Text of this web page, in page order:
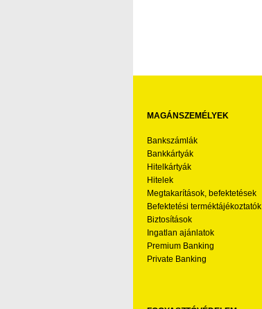
MAGÁNSZEMÉLYEK
Bankszámlák
Bankkártyák
Hitelkártyák
Hitelek
Megtakarítások, befektetések
Befektetési terméktájékoztatók
Biztosítások
Ingatlan ajánlatok
Premium Banking
Private Banking